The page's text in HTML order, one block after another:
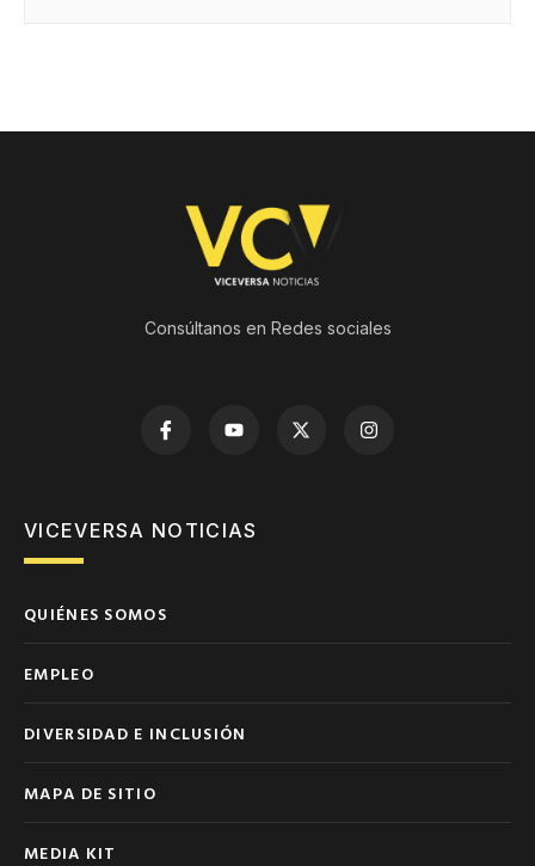
Consúltanos en Redes sociales
VICEVERSA NOTICIAS
QUIÉNES SOMOS
EMPLEO
DIVERSIDAD E INCLUSIÓN
MAPA DE SITIO
MEDIA KIT